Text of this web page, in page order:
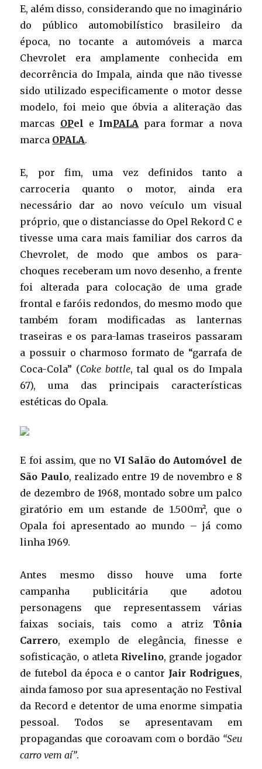
E, além disso, considerando que no imaginário
do público automobilístico brasileiro da
época, no tocante a automóveis a marca
Chevrolet era amplamente conhecida em
decorrência do Impala, ainda que não tivesse
sido utilizado especificamente o motor desse
modelo, foi meio que óbvia a aliteração das
marcas OPel e ImPALA para formar a nova
marca OPALA.
E, por fim, uma vez definidos tanto a
carroceria quanto o motor, ainda era
necessário dar ao novo veículo um visual
próprio, que o distanciasse do Opel Rekord C e
tivesse uma cara mais familiar dos carros da
Chevrolet, de modo que ambos os para-
choques receberam um novo desenho, a frente
foi alterada para colocação de uma grade
frontal e faróis redondos, do mesmo modo que
também foram modificadas as lanternas
traseiras e os para-lamas traseiros passaram
a possuir o charmoso formato de “garrafa de
Coca-Cola” (Coke bottle, tal qual os do Impala
67), uma das principais características
estéticas do Opala.
E foi assim, que noVI Salão do Automóvel de
São Paulo, realizado entre 19 de novembro e 8
de dezembro de 1968, montado sobre um palco
giratório em um estande de 1.500m², que o
Opala foi apresentado ao mundo – já como
linha 1969.
Antes mesmo disso houve uma forte
campanha publicitária que adotou
personagens que representassem várias
faixas sociais, tais como a atriz Tônia
Carrero, exemplo de elegância, finesse e
sofisticação, o atleta Rivelino, grande jogador
de futebol da época e o cantor Jair Rodrigues,
ainda famoso por sua apresentação no Festival
da Record e detentor de uma enorme simpatia
pessoal. Todos se apresentavam em
propagandas que coroavam com o bordão “Seu
carro vem aí”.